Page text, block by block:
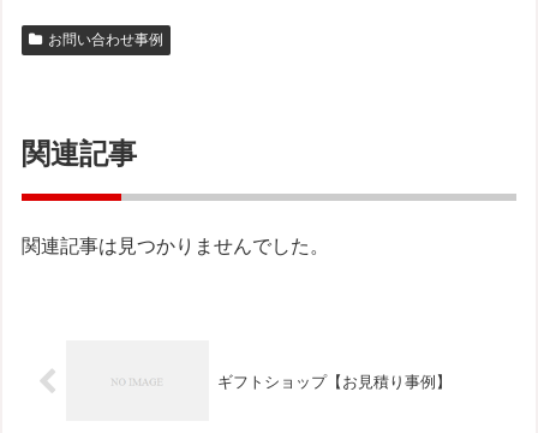
お問い合わせ事例
関連記事
関連記事は見つかりませんでした。
ギフトショップ【お見積り事例】